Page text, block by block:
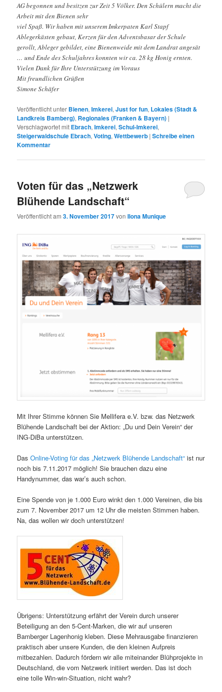
AG begonnen und besitzen zur Zeit 5 Völker. Den Schülern macht die
Arbeit mit den Bienen sehr
viel Spaß. Wir haben mit unserem Imkerpaten Karl Stapf
Ablegerkästen gebaut, Kerzen für den Adventsbasar der Schule
gerollt, Ableger gebildet, eine Bienenweide mit dem Landrat angesät
… und Ende des Schuljahres konnten wir ca. 28 kg Honig ernten.
Vielen Dank für Ihre Unterstützung im Voraus
Mit freundlichen Grüßen
Simone Schäfer
Veröffentlicht unter Bienen,Imkerei,Just for fun, Lokales (Stadt &
Landkreis Bamberg), Regionales (Franken & Bayern) |
Verschlagwortet mit Ebrach,Imkerei,Schul-Imkerei,
Steigerwaldschule Ebrach,Voting,Wettbewerb |Schreibe einen
Kommentar
Voten für das „Netzwerk
Blühende Landschaft“
Veröffentlicht am3. November 2017vonIlona Munique
Mit Ihrer Stimme können Sie Mellifera e.V. bzw. das Netzwerk
Blühende Landschaft bei der Aktion: „Du und Dein Verein“ der
ING-DiBa unterstützen.
DasOnline-Voting für das „Netzwerk Blühende Landschaft“ist nur
noch bis 7.11.2017 möglich! Sie brauchen dazu eine
Handynummer, das war’s auch schon.
Eine Spende von je 1.000 Euro winkt den 1.000 Vereinen, die bis
zum 7. November 2017 um 12 Uhr die meisten Stimmen haben.
Na, das wollen wir doch unterstützen!
Übrigens: Unterstützung erfährt der Verein durch unserer
Beteiligung an den 5-Cent-Marken, die wir auf unseren
Bamberger Lagenhonig kleben. Diese Mehrausgabe finanzieren
praktisch aber unsere Kunden, die den kleinen Aufpreis
mitbezahlen. Dadurch fördern wir alle miteinander Blühprojekte in
Deutschland, die vom Netzwerk initiiert werden. Das ist doch
eine tolle Win-win-Situation, nicht wahr?